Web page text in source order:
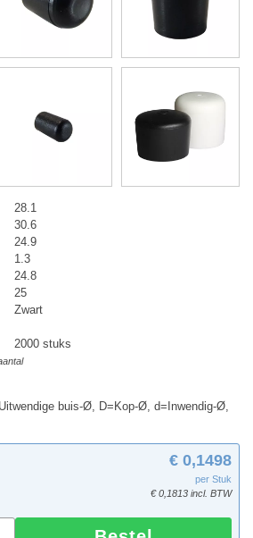
28.1
30.6
24.9
1.3
24.8
25
Zwart
2000 stuks
buis-Ø, D=Kop-Ø, d=Inwendig-Ø,
€ 0,1498
per Stuk
€ 0,1813 incl. BTW